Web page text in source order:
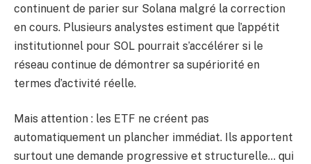
continuent de parier sur Solana malgré la correction
en cours. Plusieurs analystes estiment que l’appétit
institutionnel pour SOL pourrait s’accélérer si le
réseau continue de démontrer sa supériorité en
termes d’activité réelle.
Mais attention : les ETF ne créent pas
automatiquement un plancher immédiat. Ils apportent
surtout une demande progressive et structurelle… qui